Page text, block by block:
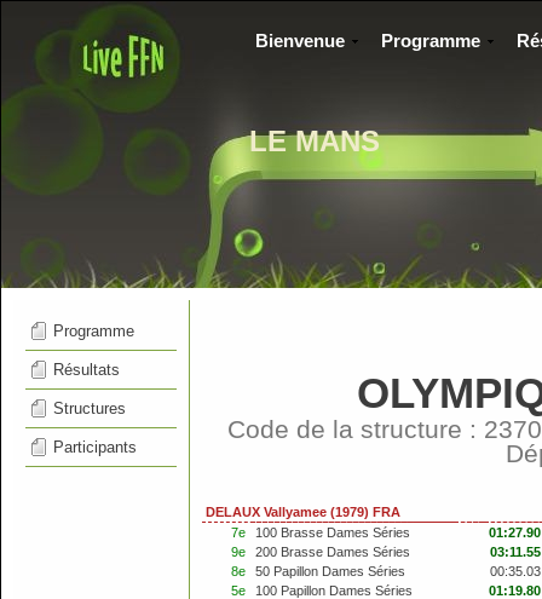
LE MANS
Bienvenue Programme
Programme
Résultats
Structures
Participants
Code de la structure :
DELAUX Vallyamee (1979) FRA
7e
100 Brasse Dames Séries
01:27.90
9e
200 Brasse Dames Séries
03:11.55
8e
50 Papillon Dames Séries
00:35.03
5e
100 Papillon Dames Séries
01:19.80